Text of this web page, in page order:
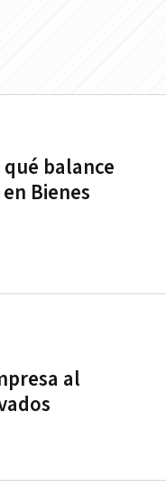
balance
Bienes
al